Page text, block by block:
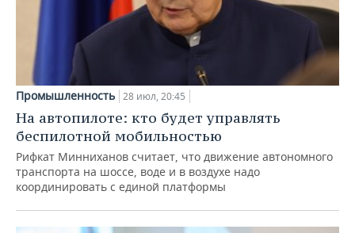
Промышленность 28 июл, 20:45
На автопилоте: кто будет управлять
беспилотной мобильностью
Рифкат Минниханов считает, что движение автономного
транспорта на шоссе, воде и в воздухе надо
координировать с единой платформы